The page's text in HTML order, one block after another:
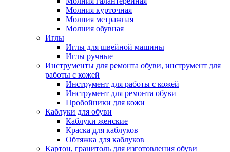
Молния курточная
Молния метражная
Молния обувная
Иглы
Иглы для швейной машины
Иглы ручные
Инструменты для ремонта обуви, инструмент для
работы с кожей
Инструмент для работы с кожей
Инструмент для ремонта обуви
Пробойники для кожи
Каблуки для обуви
Каблуки женские
Краска для каблуков
Обтяжка для каблуков
Картон, гранитоль для изготовления обуви